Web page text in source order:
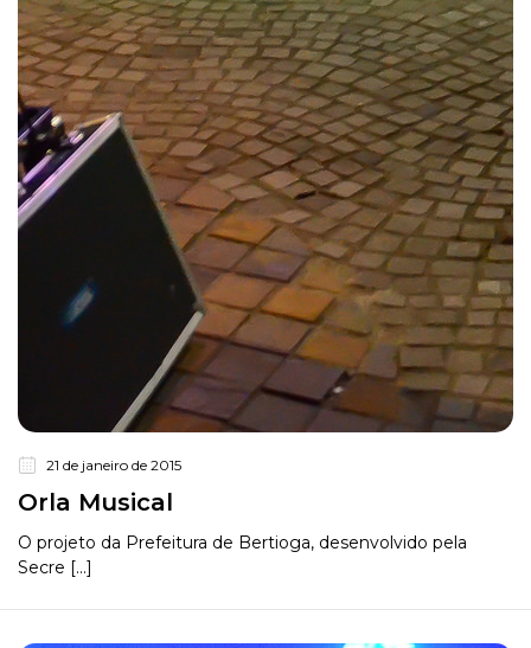
21 de janeiro de 2015
Orla Musical
O projeto da Prefeitura de Bertioga, desenvolvido pela
Secre [...]